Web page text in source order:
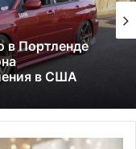
сыра